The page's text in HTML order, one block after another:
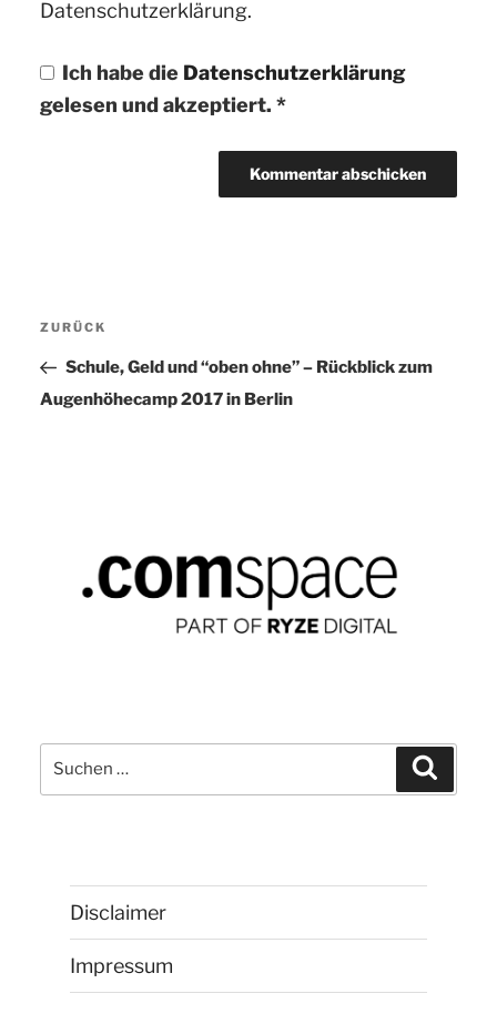
Datenschutzerklärung.
Ich habe die Datenschutzerklärung
gelesen und akzeptiert. *
Vorheriger
Beitrag
ZURÜCK
Schule, Geld und “oben ohne” – Rückblick zum
Augenhöhecamp 2017 in Berlin
Suchen
nach:
Disclaimer
Impressum